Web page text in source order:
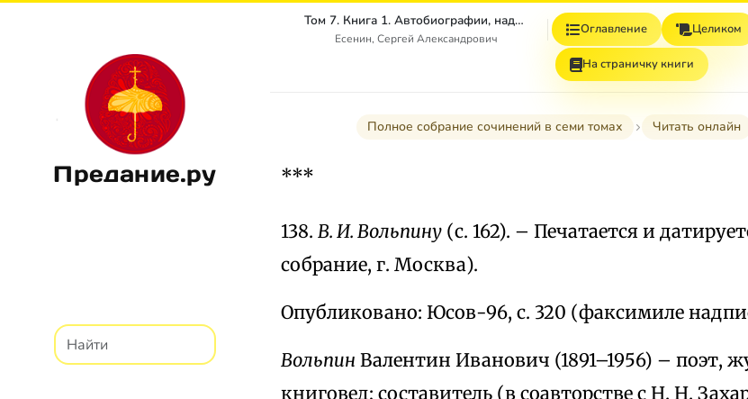
Предание.ру
Том 7. Книга 1. Автобиографии, надписи и др
Есенин, Сергей Александрович
Оглавление Целиком
На страничку книги
Полное собрание сочинений в семи томах Читать онлайн
***
138. В. И. Вольпину (с. 162). – Печатается и
собрание, г. Москва).
Опубликовано: Юсов-96, с. 320 (факсимиле
Вольпин Валентин Иванович (1891–1956) – поэт,
книговед; составитель (в соавторстве с Н. Н.